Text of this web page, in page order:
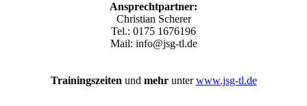
Ansprechtpartner:
Christian Scherer
Tel.: 0175 1676196
Mail: info@jsg-tl.de
Trainingszeiten und mehrunterwww.jsg-tl.de